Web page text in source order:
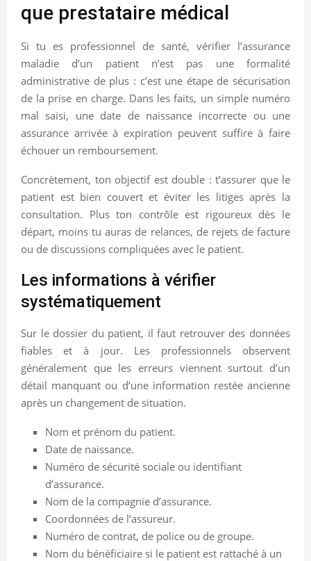
que prestataire médical
Si tu es professionnel de santé, vérifier l’assurance
maladie d’un patient n’est pas une formalité
administrative de plus : c’est une étape de sécurisation
de la prise en charge. Dans les faits, un simple numéro
mal saisi, une date de naissance incorrecte ou une
assurance arrivée à expiration peuvent suffire à faire
échouer un remboursement.
Concrètement, ton objectif est double : t’assurer que le
patient est bien couvert et éviter les litiges après la
consultation. Plus ton contrôle est rigoureux dès le
départ, moins tu auras de relances, de rejets de facture
ou de discussions compliquées avec le patient.
Les informations à vérifier
systématiquement
Sur le dossier du patient, il faut retrouver des données
fiables et à jour. Les professionnels observent
généralement que les erreurs viennent surtout d’un
détail manquant ou d’une information restée ancienne
après un changement de situation.
Nom et prénom du patient.
Date de naissance.
Numéro de sécurité sociale ou identifiant
d’assurance.
Nom de la compagnie d’assurance.
Coordonnées de l’assureur.
Numéro de contrat, de police ou de groupe.
Nom du bénéficiaire si le patient est rattaché à un